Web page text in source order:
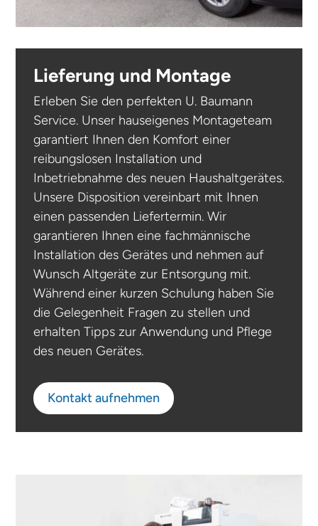
Lieferung und Montage
Erleben Sie den perfekten U. Baumann
Service. Unser hauseigenes Montageteam
garantiert Ihnen den Komfort einer
reibungslosen Installation und
Inbetriebnahme des neuen Haushaltgerätes.
Unsere Disposition vereinbart mit Ihnen
einen passenden Liefertermin. Wir
garantieren Ihnen eine fachmännische
Installation des Gerätes und nehmen auf
Wunsch Altgeräte zur Entsorgung mit.
Während einer kurzen Schulung haben Sie
die Gelegenheit Fragen zu stellen und
erhalten Tipps zur Anwendung und Pflege
des neuen Gerätes.
Kontakt aufnehmen